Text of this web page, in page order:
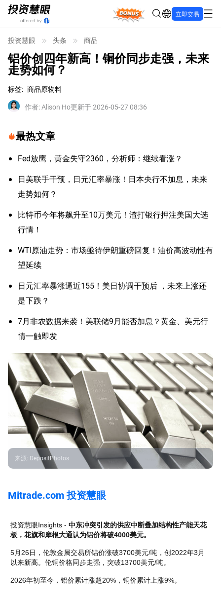
Bonus 立即交易
投资慧眼 头条 商品
铝价创四年新高！铜价同步走强，未来
走势如何？
标签: 商品原物料
作者:Alison Ho更新于 2026-05-27 08:36
最热文章
Fed放鹰，黄金失守2360，分析师：继续看涨？
日美联手干预，日元汇率暴涨！日本央行不加息，未来
走势如何？
比特币今年将飙升至10万美元！渣打银行押注美国大选
行情！
WTI原油走势：市场亟待伊朗重磅回复！油价高波动性有
望延续
日元汇率暴涨逼近155！美日协调干预后 ，未来上涨还
是下跌？
7月非农数据来袭！美联储9月能否加息？黄金、美元行
情一触即发
来源: DepositPhotos
Mitrade.com 投资慧眼
投资慧眼Insights - 中东冲突引发的供应中断叠加结构性产能天花
板，花旗和摩根大通认为铝价将破4000美元。
5月26日，伦敦金属交易所铝价涨破3700美元/吨，创2022年3月
以来新高。伦铜价格同步走强，突破13700美元/吨。
2026年初至今，铝价累计涨超20%，铜价累计上涨9%。